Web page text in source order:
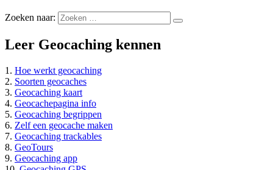
Zoeken naar:
Leer Geocaching kennen
1. Hoe werkt geocaching
2. Soorten geocaches
3. Geocaching kaart
4. Geocachepagina info
5. Geocaching begrippen
6. Zelf een geocache maken
7. Geocaching trackables
8. GeoTours
9. Geocaching app